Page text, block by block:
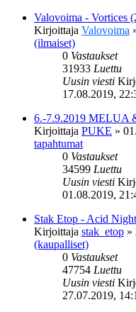
Valovoima - Vortices
Kirjoittaja Valovoima
(ilmaiset)
0 Vastaukset
31933 Luettu
Uusin viesti
17.08.2019,
6.-7.9.2019
Kirjoittaja PUKE »
tapahtumat
0 Vastaukset
34599 Luettu
Uusin viesti
01.08.2019,
Stak Etop - Acid
Kirjoittaja stak_etop »
(kaupalliset)
0 Vastaukset
47754 Luettu
Uusin viesti
27.07.2019,